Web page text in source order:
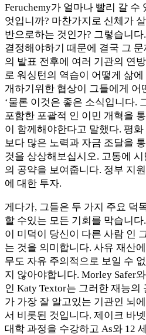
Feruchemy가 얼마나 빨리 갈 수
엇입니까? 마찬가지로 신체가
반으로하는 것인가? 그렇습니
결정해야하기 때문에 결국 그
의 발표 전후에 여러 기관의 연
로 워싱턴의 역습이 어떻게 삶
개하기위한 협상이 그들에게 어
‘물론 이것은 좋은 소식입니다.
포함한 포괄적 인 이민 개혁을
이 함께해야한다고 말했다. 평
보다 많은 노력과 자금 조달을
것을 상상해보십시오. 고통에
의 공약을 보여줍니다. 정부 지
에 대한 투자.
게다가, 그들은 두 가지 주요 덕
할 수있는 모든 기회를 막습니
이 미덕이 당신이 다른 사람 인
는 것을 의미합니다. 사유 재산
무도 자유 주의적으로 보일 수
지 않아야합니다. Morley Safer
인 Katy Textor는 그러한 재능의
가 가장 잘 알고있는 기관인 뇌
서 비롯된 것입니다. 제이크 바
대학 과정을 수강하고 As와 12